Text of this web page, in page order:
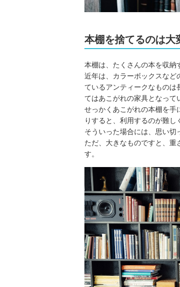
本棚を捨てるのは大
本棚は、たくさんの本を収納
近年は、カラーボックスなど
ているアンティークなものは
てはあこがれの家具となって
せっかくあこがれの本棚を手
りすると、利用するのが難し
そういった場合には、思い切
ただ、大きなものですと、重
す。